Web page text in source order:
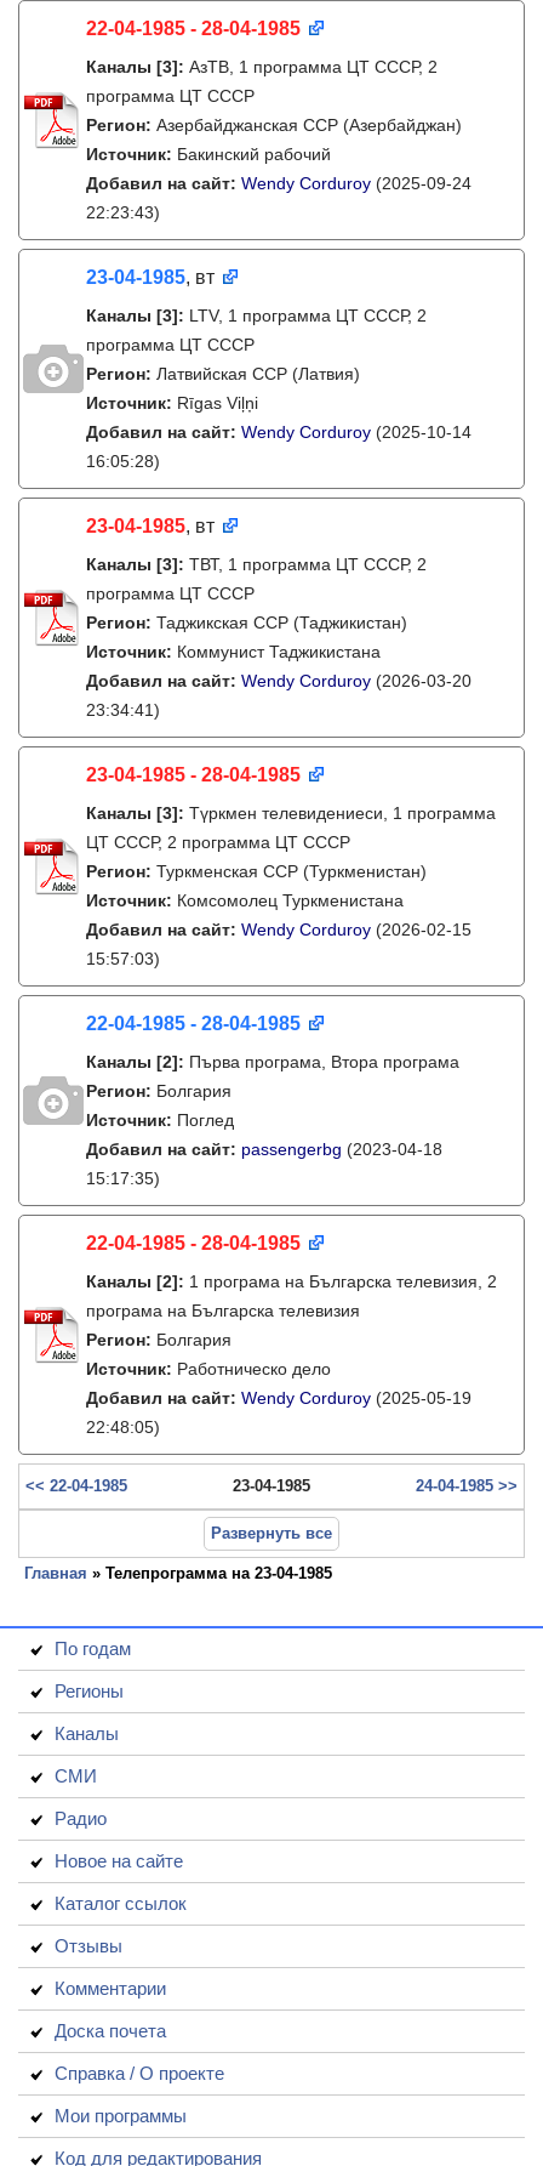
22-04-1985 - 28-04-1985
Каналы [3]: АзТВ, 1 программа ЦТ СССР, 2
программа ЦТ СССР
Регион: Азербайджанская ССР (Азербайджан)
Источник: Бакинский рабочий
Добавил на сайт: Wendy Corduroy (2025-09-24
22:23:43)
23-04-1985, вт
Каналы [3]: LTV, 1 программа ЦТ СССР, 2
программа ЦТ СССР
Регион: Латвийская ССР (Латвия)
Источник: Rīgas Viļņi
Добавил на сайт: Wendy Corduroy (2025-10-14
16:05:28)
23-04-1985, вт
Каналы [3]: ТВТ, 1 программа ЦТ СССР, 2
программа ЦТ СССР
Регион: Таджикская ССР (Таджикистан)
Источник: Коммунист Таджикистана
Добавил на сайт: Wendy Corduroy (2026-03-20
23:34:41)
23-04-1985 - 28-04-1985
Каналы [3]: Түркмен телевидениеси, 1 программа
ЦТ СССР, 2 программа ЦТ СССР
Регион: Туркменская ССР (Туркменистан)
Источник: Комсомолец Туркменистана
Добавил на сайт: Wendy Corduroy (2026-02-15
15:57:03)
22-04-1985 - 28-04-1985
Каналы [2]: Първа програма, Втора програма
Регион: Болгария
Источник: Поглед
Добавил на сайт: passengerbg (2023-04-18
15:17:35)
22-04-1985 - 28-04-1985
Каналы [2]: 1 програма на Българска телевизия, 2
програма на Българска телевизия
Регион: Болгария
Источник: Работническо дело
Добавил на сайт: Wendy Corduroy (2025-05-19
22:48:05)
<< 22-04-1985 23-04-1985 24-04-1985 >>
Развернуть все
Главная » Телепрограмма на 23-04-1985
По годам
Регионы
Каналы
СМИ
Радио
Новое на сайте
Каталог ссылок
Отзывы
Комментарии
Доска почета
Справка / О проекте
Мои программы
Код для редактирования